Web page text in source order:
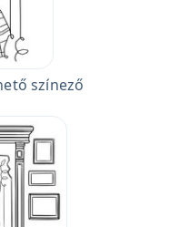
színező